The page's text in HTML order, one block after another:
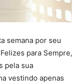
semana por seu
para Sempre,
pela sua
vestindo apenas